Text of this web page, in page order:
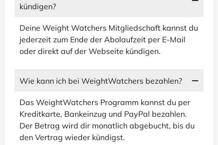
kündigen?
Deine Weight Watchers Mitgliedschaft kannst du
jederzeit zum Ende der Abolaufzeit per E-Mail
oder direkt auf der Webseite kündigen.
Wie kann ich bei WeightWatchers bezahlen?
Das WeightWatchers Programm kannst du per
Kreditkarte, Bankeinzug und PayPal bezahlen.
Der Betrag wird dir monatlich abgebucht, bis du
den Vertrag wieder kündigst.